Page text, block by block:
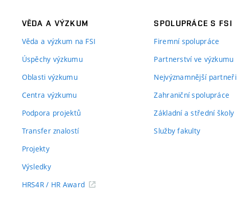
VĚDA A VÝZKUM
Věda a výzkum na FSI
Úspěchy výzkumu
Oblasti výzkumu
Centra výzkumu
Podpora projektů
Transfer znalostí
Projekty
Výsledky
HRS4R / HR Award
SPOLUPRÁCE S FSI
Firemní spolupráce
Partnerství ve výzkumu
Nejvýznamnější partneři
Zahraniční spolupráce
Základní a střední školy
Služby fakulty